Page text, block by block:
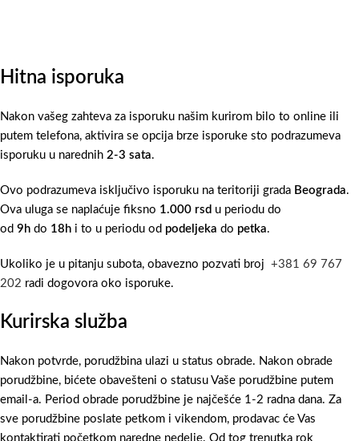
Hitna isporuka
Nakon vašeg zahteva za isporuku našim kurirom bilo to online ili
putem telefona, aktivira se opcija brze isporuke sto podrazumeva
isporuku u narednih 2-3 sata.
Ovo podrazumeva isključivo isporuku na teritoriji grada Beograda.
Ova uluga se naplaćuje fiksno 1.000 rsd u periodu do
od 9h do 18h i to u periodu od podeljeka do petka.
Ukoliko je u pitanju subota, obavezno pozvati broj +381 69 767
202 radi dogovora oko isporuke.
Kurirska služba
Nakon potvrde, porudžbina ulazi u status obrade. Nakon obrade
porudžbine, bićete obavešteni o statusu Vaše porudžbine putem
email-a. Period obrade porudžbine je najčešće 1-2 radna dana. Za
sve porudžbine poslate petkom i vikendom, prodavac će Vas
kontaktirati početkom naredne nedelje. Od tog trenutka rok